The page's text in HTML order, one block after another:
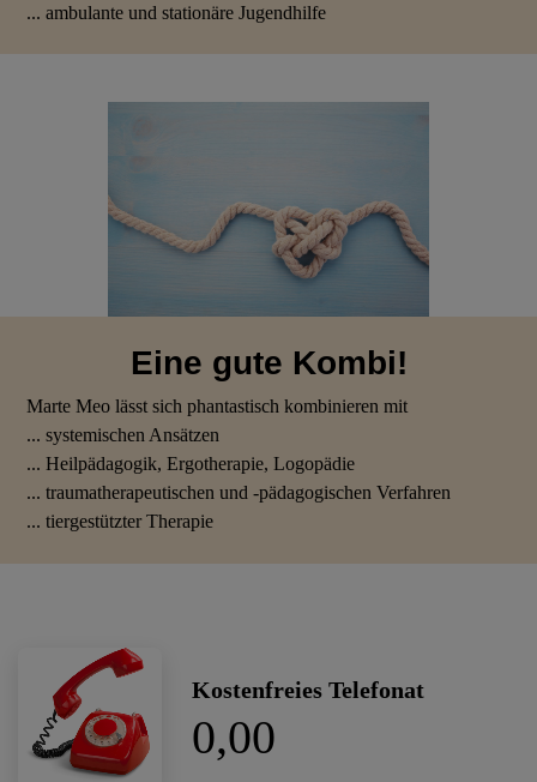
... ambulante und stationäre Jugendhilfe
Eine gute Kombi!
Marte Meo lässt sich phantastisch kombinieren mit
... systemischen Ansätzen
... Heilpädagogik, Ergotherapie, Logopädie
... traumatherapeutischen und -pädagogischen Verfahren
... tiergestützter Therapie
Kostenfreies Telefonat
0,00